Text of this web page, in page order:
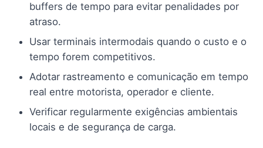
buffers de tempo para evitar penalidades por
atraso.
Usar terminais intermodais quando o custo e o
tempo forem competitivos.
Adotar rastreamento e comunicação em tempo
real entre motorista, operador e cliente.
Verificar regularmente exigências ambientais
locais e de segurança de carga.